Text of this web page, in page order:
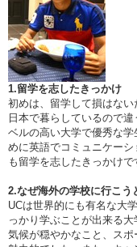
1.留学を志したきっかけ
初めは、留学して損はな
日本で暮らしているので
ベルの高い大学で優秀な
めに英語でコミュニケー
も留学を志したきっかけで
2.なぜ海外の学校に行こう
UCは世界的にも有名な大
っかり学ぶことが出来る大
気候が穏やかなこと、ス